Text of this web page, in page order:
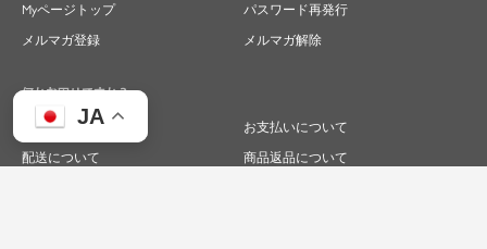
JA
Myページトップ
パスワード再発行
メルマガ登録
メルマガ解除
何かお困りですか？
ご注文について
お支払いについて
配送について
商品返品について